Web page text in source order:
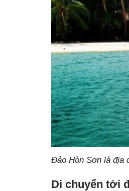
Đảo Hòn Sơn là địa
Di chuyển tới